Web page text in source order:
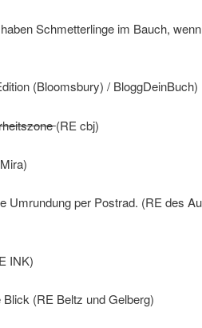
Schmetterlinge im Bauch,
(Bloomsbury) / BloggDeinBuch)
(RE cbj)
Umrundung per Postrad. (RE des
INK)
(RE Beltz und Gelberg)